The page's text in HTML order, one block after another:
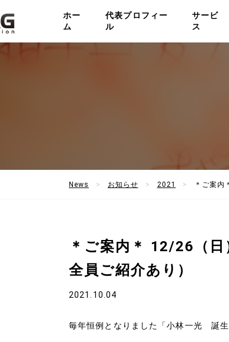
ホー
ム
代表プロフィー
ル
サービ
ス
News お知らせ 2021 ＊ご案
＊ご案内＊ 12/26（
全員ご紹介あり）
2021.10.04
毎年恒例となりました「小林一光 誕